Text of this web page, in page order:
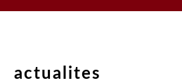
actualites